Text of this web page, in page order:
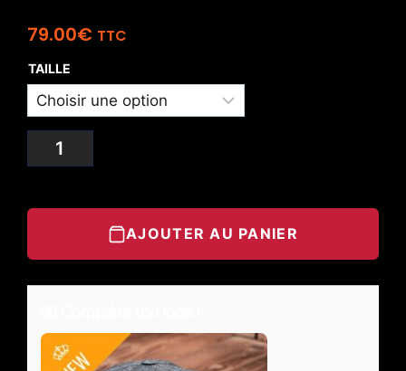
79.00€ TTC
TAILLE
AJOUTER AU PANIER